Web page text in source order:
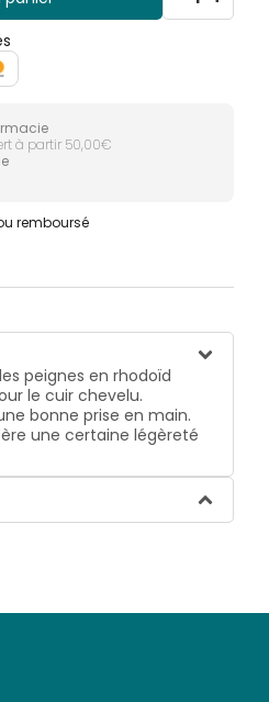
à partir 50,00€
remboursé
peignes en rhodoïd
le cuir chevelu.
bonne prise en main.
une certaine légèreté